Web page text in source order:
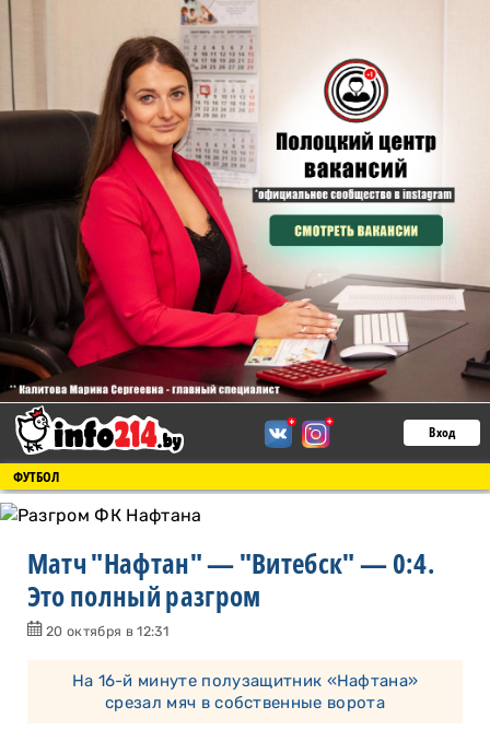
Вход
ФУТБОЛ
Матч "Нафтан" — "Витебск" — 0:4.
Это полный разгром
20 октября в 12:31
На 16-й минуте полузащитник «Нафтана»
срезал мяч в собственные ворота